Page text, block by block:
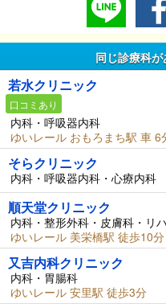
同じ診療科
若水クリニック
口コミあり
内科・呼吸器内科
ゆいレール おもろまち駅 車 6
そらクリニック
内科・呼吸器内科・心療内科
順天堂クリニック
内科・整形外科・皮膚科・リ
ゆいレール 美栄橋駅 徒歩10分
又吉内科クリニック
内科・胃腸科
ゆいレール 安里駅 徒歩3分